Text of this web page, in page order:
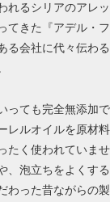
れるシリアのアレ
てきた『アデル・
る会社に代々伝わ
っても完全無添加
レルオイルを原材
たく使われていま
、泡立ちをよくす
わった昔ながらの